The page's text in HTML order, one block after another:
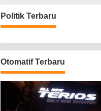
Politik Terbaru
Otomatif Terbaru